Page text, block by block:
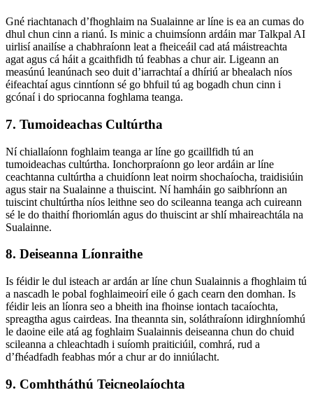
Gné riachtanach d’fhoghlaim na Sualainne ar líne is ea an cumas do
dhul chun cinn a rianú. Is minic a chuimsíonn ardáin mar Talkpal AI
uirlisí anailíse a chabhraíonn leat a fheiceáil cad atá máistreachta
agat agus cá háit a gcaithfidh tú feabhas a chur air. Ligeann an
measúnú leanúnach seo duit d’iarrachtaí a dhíriú ar bhealach níos
éifeachtaí agus cinntíonn sé go bhfuil tú ag bogadh chun cinn i
gcónaí i do spriocanna foghlama teanga.
7. Tumoideachas Cultúrtha
Ní chiallaíonn foghlaim teanga ar líne go gcaillfidh tú an
tumoideachas cultúrtha. Ionchorpraíonn go leor ardáin ar líne
ceachtanna cultúrtha a chuidíonn leat noirm shochaíocha, traidisiúin
agus stair na Sualainne a thuiscint. Ní hamháin go saibhríonn an
tuiscint chultúrtha níos leithne seo do scileanna teanga ach cuireann
sé le do thaithí fhoriomlán agus do thuiscint ar shlí mhaireachtála na
Sualainne.
8. Deiseanna Líonraithe
Is féidir le dul isteach ar ardán ar líne chun Sualainnis a fhoghlaim tú
a nascadh le pobal foghlaimeoirí eile ó gach cearn den domhan. Is
féidir leis an líonra seo a bheith ina fhoinse iontach tacaíochta,
spreagtha agus cairdeas. Ina theannta sin, soláthraíonn idirghníomhú
le daoine eile atá ag foghlaim Sualainnis deiseanna chun do chuid
scileanna a chleachtadh i suíomh praiticiúil, comhrá, rud a
d’fhéadfadh feabhas mór a chur ar do inniúlacht.
9. Comhtháthú Teicneolaíochta